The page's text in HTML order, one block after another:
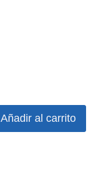
Añadir al carrito